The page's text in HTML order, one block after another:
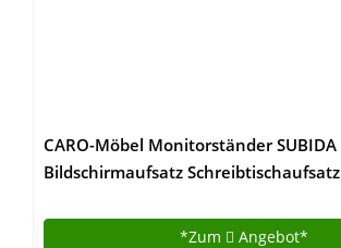
CARO-Möbel Monitorständer SUBIDA
Bildschirmaufsatz Schreibtischaufsatz
buchefarben
*Zum Angebot*